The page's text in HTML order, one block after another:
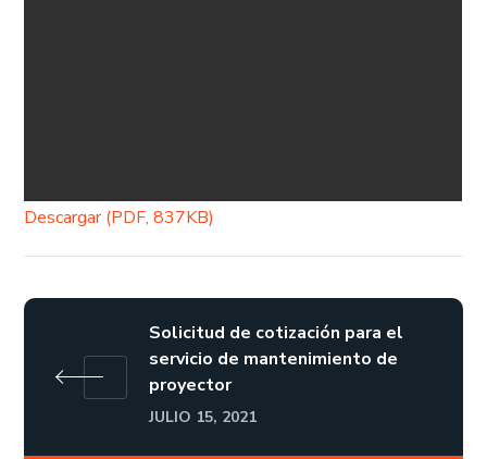
Descargar (PDF, 837KB)
Solicitud de cotización para el
servicio de mantenimiento de
proyector
JULIO 15, 2021